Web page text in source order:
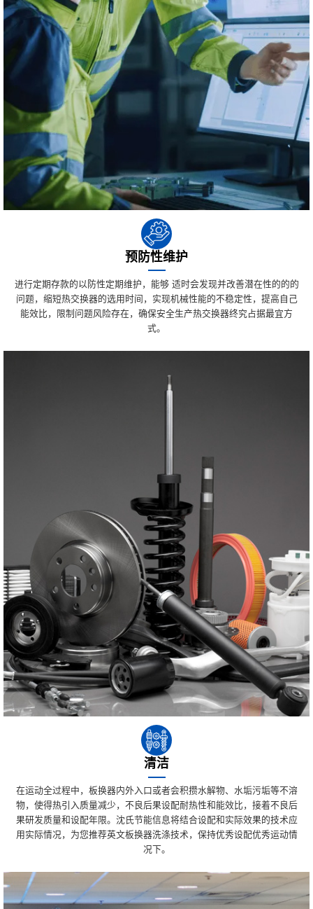
预防性维护
进行定期存款的以防性定期维护，能够 适时会发现并改善潜在性的的的
问题，缩短热交换器的选用时间，实现机械性能的不稳定性，提高自己
能效比，限制问题风险存在，确保安全生产热交换器终究占据最宜方
式。
清洁
在运动全过程中，板换器内外入口或者会积攒水解物、水垢污垢等不溶
物，使得热引入质量减少，不良后果设配耐热性和能效比，接着不良后
果研发质量和设配年限。沈氏节能信息将结合设配和实际效果的技术应
用实际情况，为您推荐英文板换器洗涤技术，保持优秀设配优秀运动情
况下。